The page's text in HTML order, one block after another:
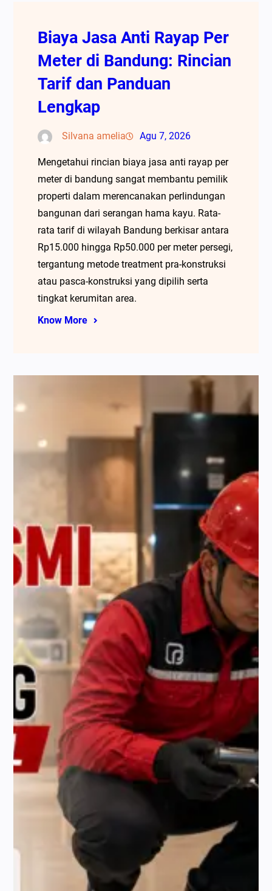
Biaya Jasa Anti Rayap Per
Meter di Bandung: Rincian
Tarif dan Panduan
Lengkap
Silvana amelia Agu 7, 2026
Mengetahui rincian biaya jasa anti rayap per
meter di bandung sangat membantu pemilik
properti dalam merencanakan perlindungan
bangunan dari serangan hama kayu. Rata-
rata tarif di wilayah Bandung berkisar antara
Rp15.000 hingga Rp50.000 per meter persegi,
tergantung metode treatment pra-konstruksi
atau pasca-konstruksi yang dipilih serta
tingkat kerumitan area.
Know More